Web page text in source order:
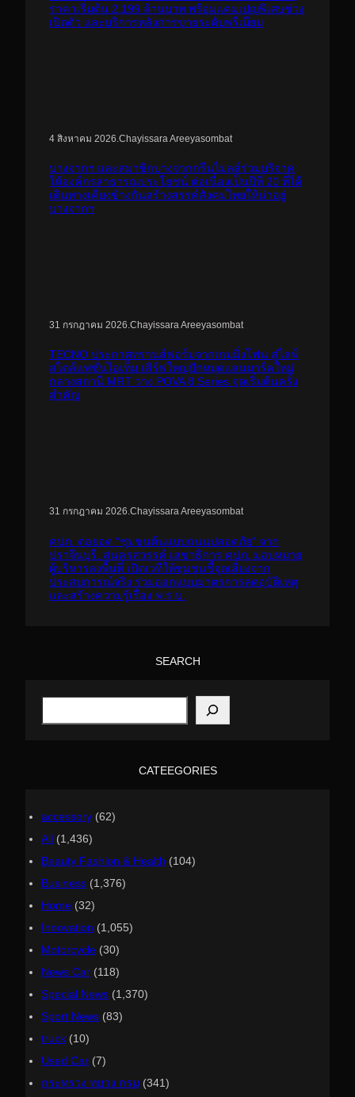
ราคาเริ่มต้น 2.199 ล้านบาท พร้อมแคมเปญพิเศษช่วง
เปิดตัว และบริการหลังการขายระดับพรีเมียม
4 สิงหาคม 2026 Chayissara Areeyasombat
บางจากฯ และสมาชิกบางจากกรีนไมลส์ร่วมบริจาค
ให้องค์กรสาธารณประโยชน์ ต่อเนื่องเป็นปีที่ 20 ที่ได้
เดินทางเคียงข้างกันสร้างสรรค์สังคมไทยให้น่าอยู่
บางจากฯ
31 กรกฎาคม 2026 Chayissara Areeyasombat
TECNO ประกาศทรานส์ฟอร์มจากเกมมิ่งโฟน สู่ไลฟ์
สไตล์แฟชั่นไอเท็ม เสิร์ฟใหญ่ปักหมุดแลนมาร์คใหม่
กลางสถานี MRT วาง POVA 8 Series จุดเริ่มต้นครั้ง
สำคัญ
31 กรกฎาคม 2026.Chayissara Areeyasombat
คปภ. ต่อยอด “ชุมชนต้นแบบถนนปลอดภัย” จาก
ปราจีนบุรี..สู่นครสวรรค์ เลขาธิการ คปภ. มอบหมาย
ผู้บริหารลงพื้นที่ เปิดเวทีให้ชุมชนชี้จุดเสี่ยงจาก
ประสบการณ์จริง ร่วมออกแบบมาตรการลดอุบัติเหตุ
และสร้างความรู้เรื่อง พ.ร.บ.
SEARCH
S
a
CATEEGORIES
accessory (62)
All (1,436)
Beauty Fashion & Health (104)
Business (1,376)
Home (32)
Innovation (1,055)
Motorcycle (30)
News Car (118)
Special News (1,370)
Sport News (83)
truck (10)
Used Car (7)
กระทรวง ทบวง กรม (341)